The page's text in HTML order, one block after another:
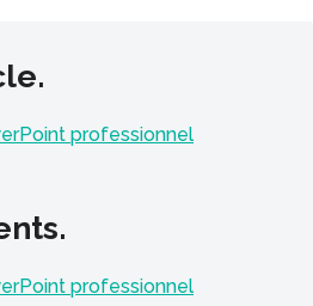
professionnel
professionnel